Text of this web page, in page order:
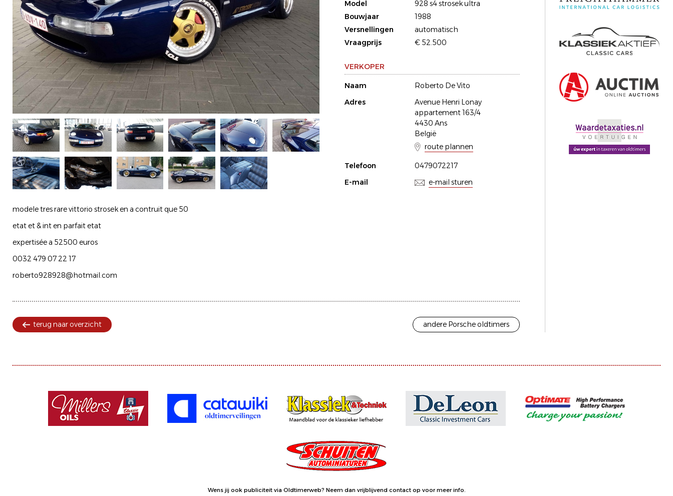
modele tres rare vittorio strosek en a contruit que 50
etat et & int en parfait etat
expertisée a 52500 euros
0032 479 07 22 17
roberto928928@hotmail.com
Model
928 s4 strosek ultra
Bouwjaar
1988
Versnellingen
automatisch
Vraagprijs
€ 52.500
VERKOPER
Naam
Roberto De Vito
Adres
Avenue Henri Lonay
appartement 163/4
4430 Ans
België
route plannen
Telefoon
0479072217
E-mail
e-mail sturen
terug naar overzicht andere Porsche oldtimers
Wens jij ook publiciteit via Oldtimerweb? Neem dan vrijblijvend contact op voor meer info.